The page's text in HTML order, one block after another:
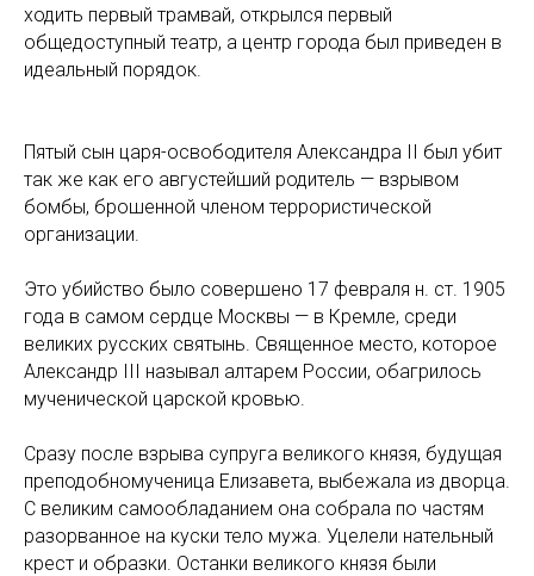
ходить первый трамвай, открылся первый
общедоступный театр, а центр города был приведен в
идеальный порядок.
Пятый сын царя-освободителя Александра II был убит
так же как его августейший родитель — взрывом
бомбы, брошенной членом террористической
организации.
Это убийство было совершено 17 февраля н. ст. 1905
года в самом сердце Москвы — в Кремле, среди
великих русских святынь. Священное место, которое
Александр III называл алтарем России, обагрилось
мученической царской кровью.
Сразу после взрыва супруга великого князя, будущая
преподобномученица Елизавета, выбежала из дворца.
С великим самообладанием она собрала по частям
разорванное на куски тело мужа. Уцелели нательный
крест и образки. Останки великого князя были